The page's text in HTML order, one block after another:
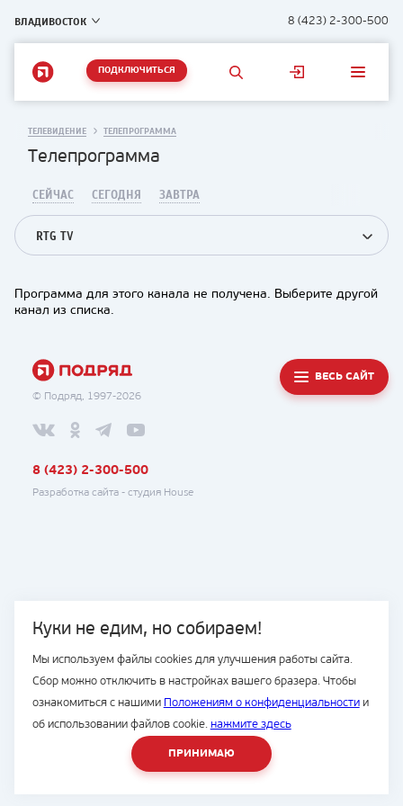
ВЛАДИВОСТОК 8 (423) 2-300-500
ПОДКЛЮЧИТЬСЯ
Куки не едим, но собираем!
Мы используем файлы cookies для улучшения работы сайта.
Сбор можно отключить в настройках вашего бразера. Чтобы
ознакомиться с нашими Положениям о конфиденциальностии
об использовании файлов cookie. нажмите здесь
ПРИНИМАЮ
ТЕЛЕВИДЕНИЕ ТЕЛЕПРОГРАММА
Телепрограмма
СЕЙЧАС СЕГОДНЯ ЗАВТРА
RTG TV
Программа для этого канала не получена. Выберите другой
канал из списка.
© Подряд, 1997-2026
ВЕСЬ САЙТ
8 (423) 2-300-500
Разработка сайта - студия House